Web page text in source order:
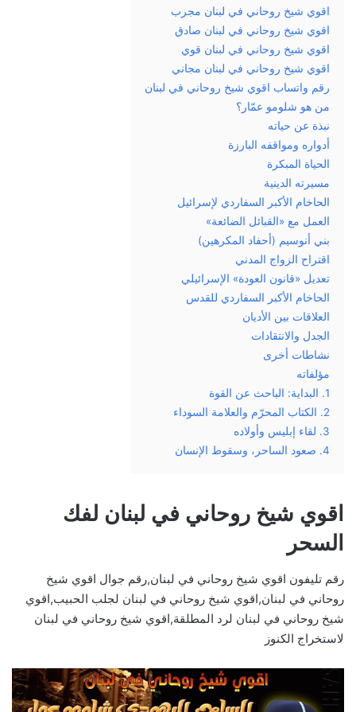
اقوي شيخ روحاني في لبنان مجرب
اقوي شيخ روحاني في لبنان صادق
اقوي شيخ روحاني في لبنان قوي
اقوي شيخ روحاني في لبنان مجاني
رقم واتساب اقوي شيخ روحاني في لبنان
من هو شلومو عمّار؟
نبذة عن حياته
أدواره ومواقفه البارزة
الحياة المبكرة
مسيرته الدينية
الحاخام الأكبر السفاردي لإسرائيل
العمل مع «القبائل الضائعة»
بني أنوسيم (أحفاد المكرهين)
اقتراح الزواج المدني
تعديل «قانون العودة» الإسرائيلي
الحاخام الأكبر السفاردي للقدس
العلاقات بين الأديان
الجدل والانتقادات
نشاطات أخرى
مؤلفاته
1. البداية: الباحث عن القوة
2. الكتاب المحرّم والعلامة السوداء
3. لقاء إبليس وأولاده
4. صعود الساحر، وسقوط الإنسان
اقوي شيخ روحاني في لبنان لفك
السحر
رقم تليفون اقوي شيخ روحاني في لبنان,رقم جوال اقوي شيخ
روحاني في لبنان,اقوي شيخ روحاني في لبنان لجلب الحبيب,اقوي
شيخ روحاني في لبنان لرد المطلقة,اقوي شيخ روحاني في لبنان
لاستخراج الكنوز